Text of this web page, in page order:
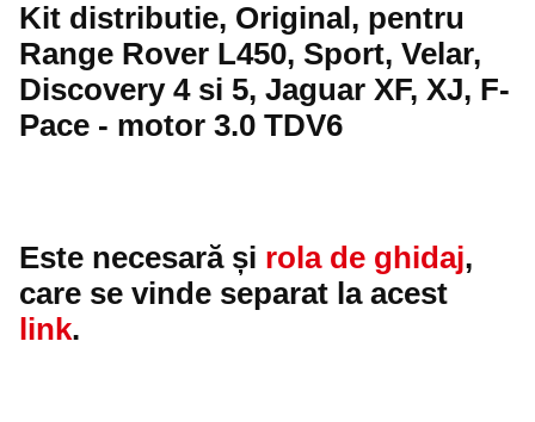
Kit distributie, Original, pentru
Range Rover L450, Sport, Velar,
Discovery 4 si 5, Jaguar XF, XJ, F-
Pace - motor 3.0 TDV6
Este necesară și rola de ghidaj,
care se vinde separat la acest
link.